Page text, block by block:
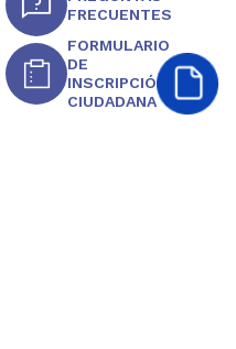
FRECUENTES
FORMULARIO
DE
INSCRIPCIÓN
CIUDADANA